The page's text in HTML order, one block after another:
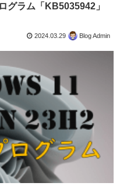
グラム「KB5035942」
2024.03.29 Blog Admin